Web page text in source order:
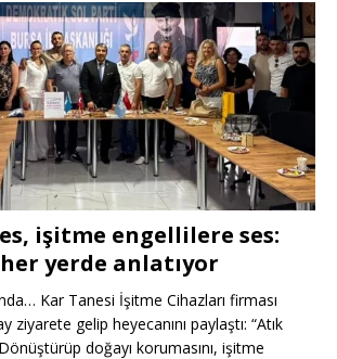
işitme engellilere ses:
yerde anlatıyor
Kar Tanesi İşitme Cihazları firması
ziyarete gelip heyecanını paylaştı: “Atık
doğayı korumasını, işitme